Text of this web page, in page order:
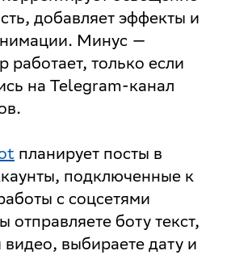
добавляет эффекты и
Минус —
работает, только если
на Telegram-канал
планирует посты в
подключенные к
с соцсетями
отправляете боту текст,
видео, выбираете дату и